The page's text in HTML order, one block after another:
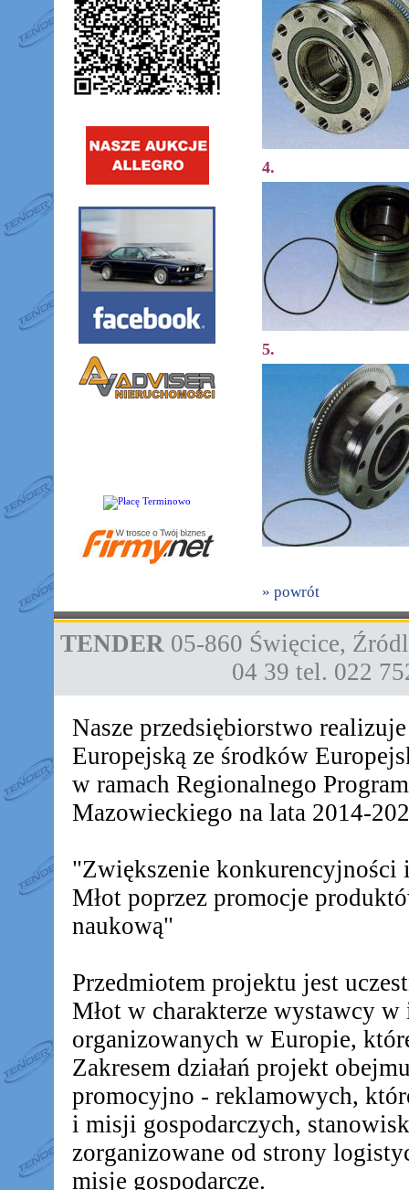
4.
5.
» powrót
TENDER 05-860 Święcice,
04 39 tel. 022
Nasze przedsiębiorstwo
Europejską ze środków
w ramach Regionalnego
Mazowieckiego na lata 2014-
"Zwiększenie
Młot poprzez promocje
naukową"
Przedmiotem projektu jest
Młot w charakterze wystawcy
organizowanych w Europie,
Zakresem działań projekt
promocyjno - reklamowych,
i misji gospodarczych,
zorganizowane od strony
misje gospodarcze.